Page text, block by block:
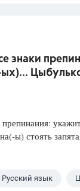
знаки
препинания:
ы) стоять
Русский язык